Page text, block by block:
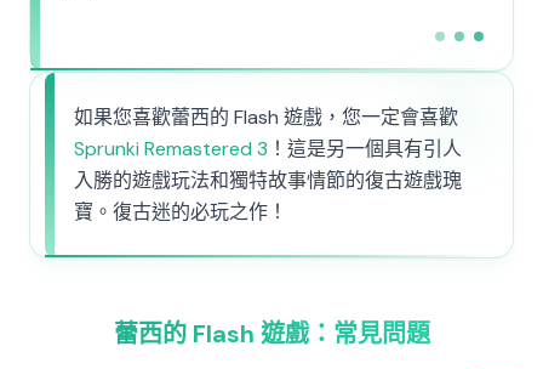
如果您喜歡蕾西的 Flash 遊戲，您一定會喜歡
Sprunki Remastered 3 ！這是另一個具有引人
入勝的遊戲玩法和獨特故事情節的復古遊戲瑰
寶。復古迷的必玩之作！
蕾西的 Flash 遊戲：常見問題